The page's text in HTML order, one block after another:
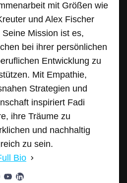
mit Größen wie
und Alex Fischer
Seine Mission ist es,
bei ihrer persönlichen
Entwicklung zu
Mit Empathie,
Strategien und
inspiriert Fadi
ihre Träume zu
und nachhaltig
zu sein.
Bio